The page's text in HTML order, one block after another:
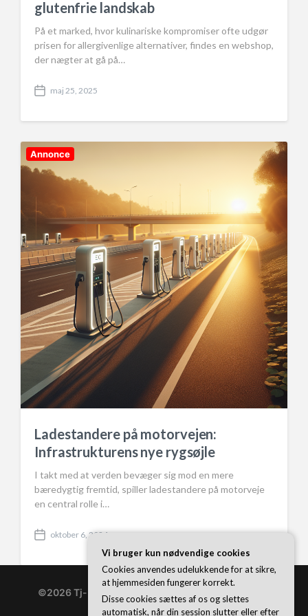
glutenfrie landskab
På et marked, hvor kulinariske kompromiser ofte udgør
prisen for allergivenlige alternativer, findes en webshop,
der nægter at gå på…
P
s
d
a
t
maj 25, 2025
Annonce
Ladestandere på motorvejen:
Infrastrukturens nye rygsøjle
I takt med at verden bevæger sig mod en mere
bæredygtig fremtid, spiller ladestandere på motorveje
en central rolle i…
P
s
oktober 6, 2024
©2026 Tj-bolte.dk
WordPress Themes
Vi bruger kun nødvendige cookies
Cookies anvendes udelukkende for at sikre,
at hjemmesiden fungerer korrekt.
Disse cookies sættes af os og slettes
automatisk, når din session slutter eller efter